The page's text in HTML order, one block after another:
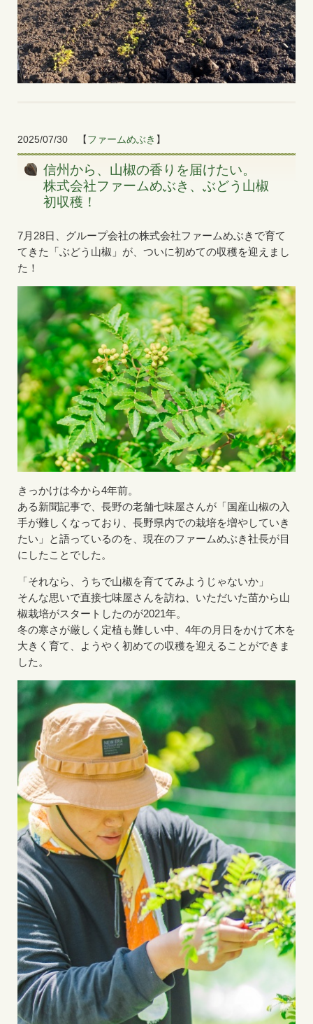
2025/07/30 【ファームめぶき 】
信州から、山椒の香りを届けたい。
株式会社ファームめぶき、ぶどう山椒
初収穫！
7月28日、グループ会社の株式会社ファームめぶきで育て
てきた「ぶどう山椒」が、ついに初めての収穫を迎えまし
た！
きっかけは今から4年前。
ある新聞記事で、長野の老舗七味屋さんが「国産山椒の入
手が難しくなっており、長野県内での栽培を増やしていき
たい」と語っているのを、現在のファームめぶき社長が目
にしたことでした。
「それなら、うちで山椒を育ててみようじゃないか」
そんな思いで直接七味屋さんを訪ね、いただいた苗から山
椒栽培がスタートしたのが2021年。
冬の寒さが厳しく定植も難しい中、4年の月日をかけて木を
大きく育て、ようやく初めての収穫を迎えることができま
した。